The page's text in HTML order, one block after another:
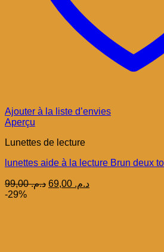
Ajouter à la liste d’envies
Aperçu
Lunettes de lecture
lunettes aide à la lecture Brun deux
د.م.99,00
Le
د.م.Le
-29%